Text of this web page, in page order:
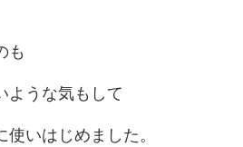
も
ような気もして
いはじめました。